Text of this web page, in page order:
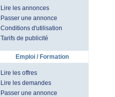
Lire les annonces
Passer une annonce
Conditions d'utilisation
Tarifs de publicité
Emploi / Formation
Lire les offres
Lire les demandes
Passer une annonce